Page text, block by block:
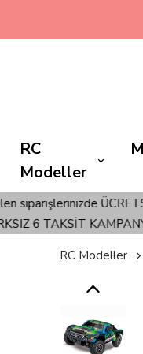
RC
Modeller
KARGO ile Gönderim
KAMPANYASI!
Cyp
RC Modeller